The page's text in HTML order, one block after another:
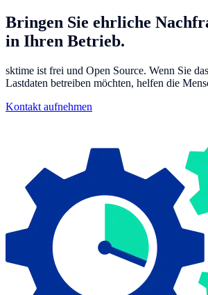
Bringen Sie ehrliche
in Ihren Betrieb.
sktime ist frei und Open Source. Wenn Sie
Lastdaten betreiben möchten, helfen die
Kontakt aufnehmen